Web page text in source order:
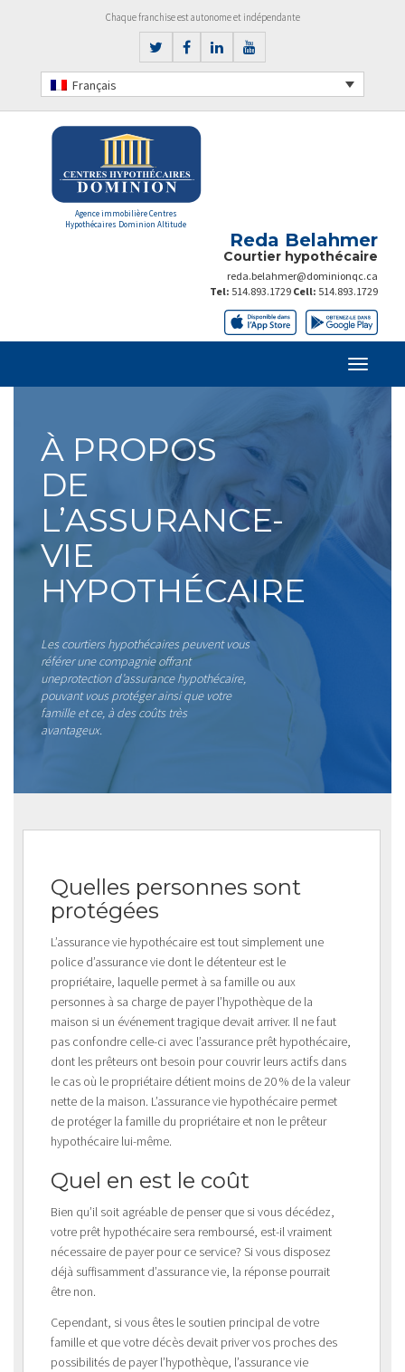
Chaque franchise est autonome et indépendante
Français
Agence immobilière Centres
Hypothécaires Dominion Altitude
Reda Belahmer
Courtier hypothécaire
reda.belahmer@dominionqc.ca
Tel: 514.893.1729 Cell: 514.893.1729
À PROPOS
DE
L’ASSURANCE-
VIE
HYPOTHÉCAIRE
Les courtiers hypothécaires peuvent vous
référer une compagnie offrant
uneprotection d’assurance hypothécaire,
pouvant vous protéger ainsi que votre
famille et ce, à des coûts très
avantageux.
Quelles personnes sont
protégées
L’assurance vie hypothécaire est tout simplement une
police d’assurance vie dont le détenteur est le
propriétaire, laquelle permet à sa famille ou aux
personnes à sa charge de payer l’hypothèque de la
maison si un événement tragique devait arriver. Il ne faut
pas confondre celle-ci avec l’assurance prêt hypothécaire,
dont les prêteurs ont besoin pour couvrir leurs actifs dans
le cas où le propriétaire détient moins de 20 % de la valeur
nette de la maison. L’assurance vie hypothécaire permet
de protéger la famille du propriétaire et non le prêteur
hypothécaire lui-même.
Quel en est le coût
Bien qu’il soit agréable de penser que si vous décédez,
votre prêt hypothécaire sera remboursé, est-il vraiment
nécessaire de payer pour ce service? Si vous disposez
déjà suffisamment d’assurance vie, la réponse pourrait
être non.
Cependant, si vous êtes le soutien principal de votre
famille et que votre décès devait priver vos proches des
possibilités de payer l’hypothèque, l’assurance vie